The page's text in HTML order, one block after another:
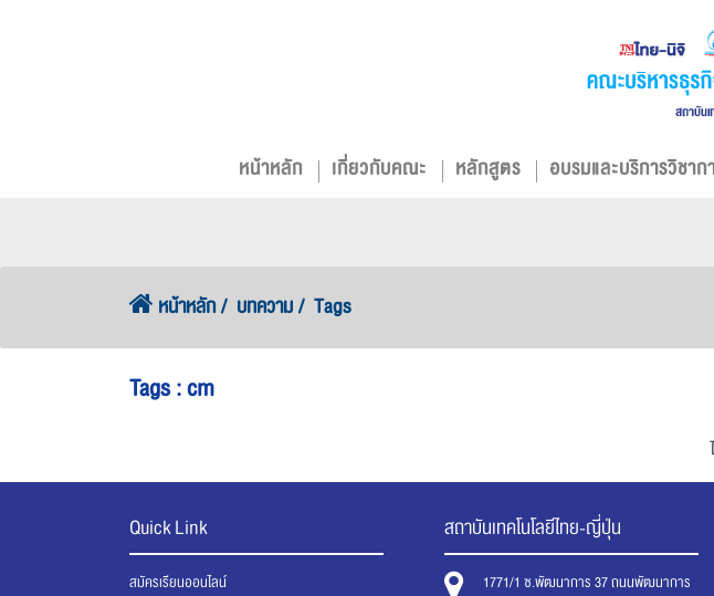
หน้าหลัก เกี่ยวกับคณะ หลักสูตร อบรมและบริการวิชาก
หน้าหลัก บทความ Tags
Tags : cm
Quick Link
สมัครเรียนออนไลน์
สถาบันเทคโนโลยีไทย-ญี่ปุ่น
1771/1 ซ.พัฒนาการ 37 ถนนพัฒนาการ